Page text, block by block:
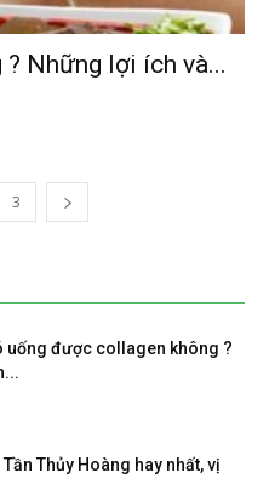
Những lợi ích và...
3
uống được collagen không ?
Thủy Hoàng hay nhất, vị